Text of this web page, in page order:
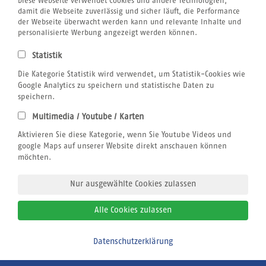
Jul
Aug Sep Okt Nov
Dez
Windrichtung:
sideshore von rechts
Stehbereich:
Nachtleben:
Singles, Paare, Familien, Anfänger, Fortgeschrittene,
Mehr Infos
Griechenland - Marmari (Kos)
damit die Webseite zuverlässig und sicher läuft, die Performance
der Webseite überwacht werden kann und relevante Inhalte und
personalisierte Werbung angezeigt werden können.
Statistik
Die Kategorie Statistik wird verwendet, um Statistik-Cookies wie
Google Analytics zu speichern und statistische Daten zu
speichern.
Multimedia / Youtube / Karten
Aktivieren Sie diese Kategorie, wenn Sie Youtube Videos und
google Maps auf unserer Website direkt anschauen können
möchten.
Nur ausgewählte Cookies zulassen
Alle Cookies zulassen
Datenschutzerklärung